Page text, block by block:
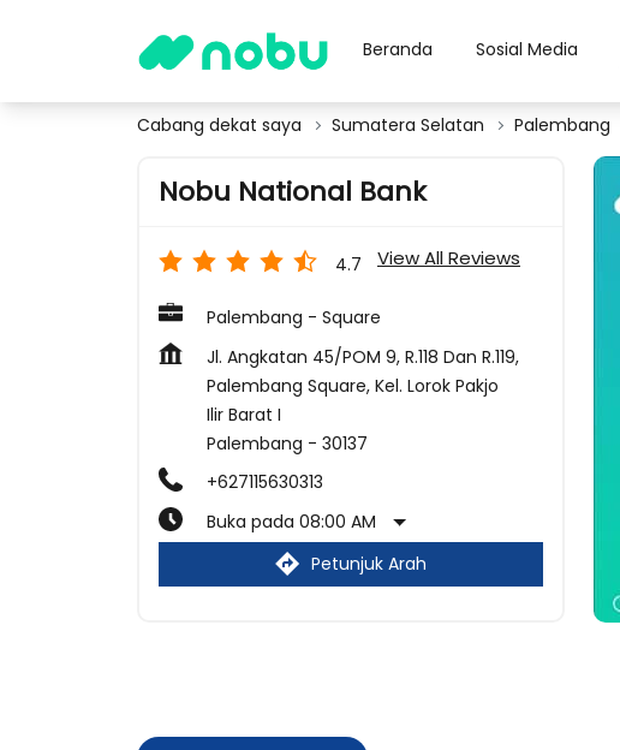
Beranda Sosial Media
Cabang dekat saya Sumatera Selatan Palembang
Nobu National Bank
4.7 View All Reviews
Palembang - Square
Jl. Angkatan 45/POM 9, R.118 Dan R.119,
Palembang Square, Kel. Lorok Pakjo
Ilir Barat I
Palembang - 30137
+627115630313
Buka pada 08:00 AM
Petunjuk Arah